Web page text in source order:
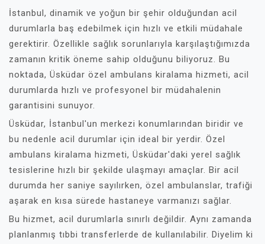
İstanbul, dinamik ve yoğun bir şehir olduğundan acil
durumlarla baş edebilmek için hızlı ve etkili müdahale
gerektirir. Özellikle sağlık sorunlarıyla karşılaştığımızda
zamanın kritik öneme sahip olduğunu biliyoruz. Bu
noktada, Üsküdar özel ambulans kiralama hizmeti, acil
durumlarda hızlı ve profesyonel bir müdahalenin
garantisini sunuyor.
Üsküdar, İstanbul'un merkezi konumlarından biridir ve
bu nedenle acil durumlar için ideal bir yerdir. Özel
ambulans kiralama hizmeti, Üsküdar'daki yerel sağlık
tesislerine hızlı bir şekilde ulaşmayı amaçlar. Bir acil
durumda her saniye sayılırken, özel ambulanslar, trafiği
aşarak en kısa sürede hastaneye varmanızı sağlar.
Bu hizmet, acil durumlarla sınırlı değildir. Aynı zamanda
planlanmış tıbbi transferlerde de kullanılabilir. Diyelim ki